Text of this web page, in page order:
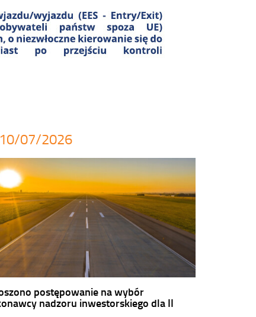
10/07/2026
postępowanie na wybór
nadzoru inwestorskiego dla II